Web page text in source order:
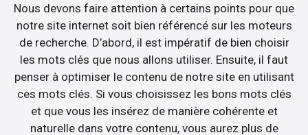
Nous devons faire attention à certains points pour que
notre site internet soit bien référencé sur les moteurs
de recherche. D’abord, il est impératif de bien choisir
les mots clés que nous allons utiliser. Ensuite, il faut
penser à optimiser le contenu de notre site en utilisant
ces mots clés. Si vous choisissez les bons mots clés
et que vous les insérez de manière cohérente et
naturelle dans votre contenu, vous aurez plus de